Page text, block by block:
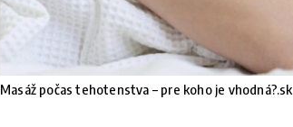
Masáž počas tehotenstva – pre koho je vhodná?.sk